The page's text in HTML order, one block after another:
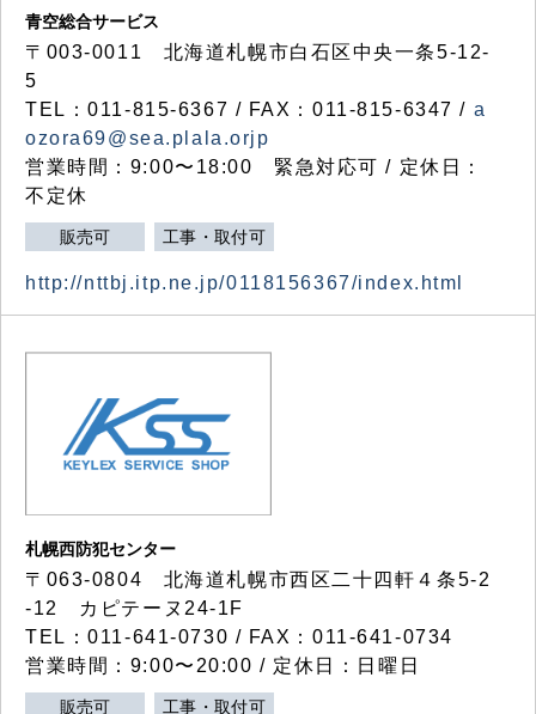
青空総合サービス
〒003-0011 北海道札幌市白石区中央一条5-12-
5
TEL：011-815-6367 / FAX：011-815-6347 / a
ozora69@sea.plala.orjp
営業時間：9:00〜18:00 緊急対応可 / 定休日：
不定休
販売可 工事・取付可
http://nttbj.itp.ne.jp/0118156367/index.html
札幌西防犯センター
〒063-0804 北海道札幌市西区二十四軒４条5-2
-12 カピテーヌ24-1F
TEL：011-641-0730 / FAX：011-641-0734
営業時間：9:00〜20:00 / 定休日：日曜日
販売可 工事・取付可